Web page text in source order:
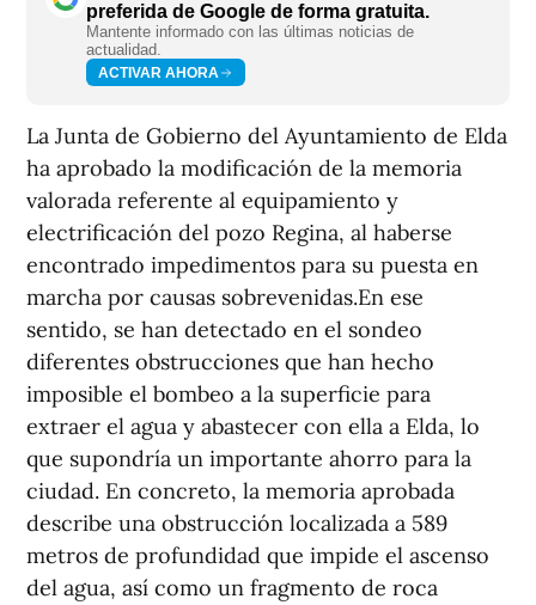
preferida de Google de forma gratuita.
Mantente informado con las últimas noticias de
actualidad.
ACTIVAR AHORA
La Junta de Gobierno del Ayuntamiento de Elda
ha aprobado la modificación de la memoria
valorada referente al equipamiento y
electrificación del pozo Regina, al haberse
encontrado impedimentos para su puesta en
marcha por causas sobrevenidas.En ese
sentido, se han detectado en el sondeo
diferentes obstrucciones que han hecho
imposible el bombeo a la superficie para
extraer el agua y abastecer con ella a Elda, lo
que supondría un importante ahorro para la
ciudad. En concreto, la memoria aprobada
describe una obstrucción localizada a 589
metros de profundidad que impide el ascenso
del agua, así como un fragmento de roca